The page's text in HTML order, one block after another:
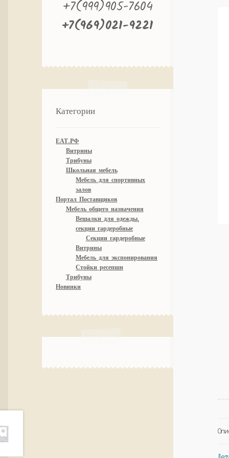
+7(999)905-7604
+7(969)021-9221
Категории
ЕАТ.РФ
Витрины
Трибуны
Школьная мебель
Мебель для спортивных
залов
Портал Поставщиков
Мебель общего назначения
Вешалки для одежды,
секции гардеробные
Секции гардеробные
Витрины
Мебель для экспонирования
Стойки ресепшн
Трибуны
Новинки